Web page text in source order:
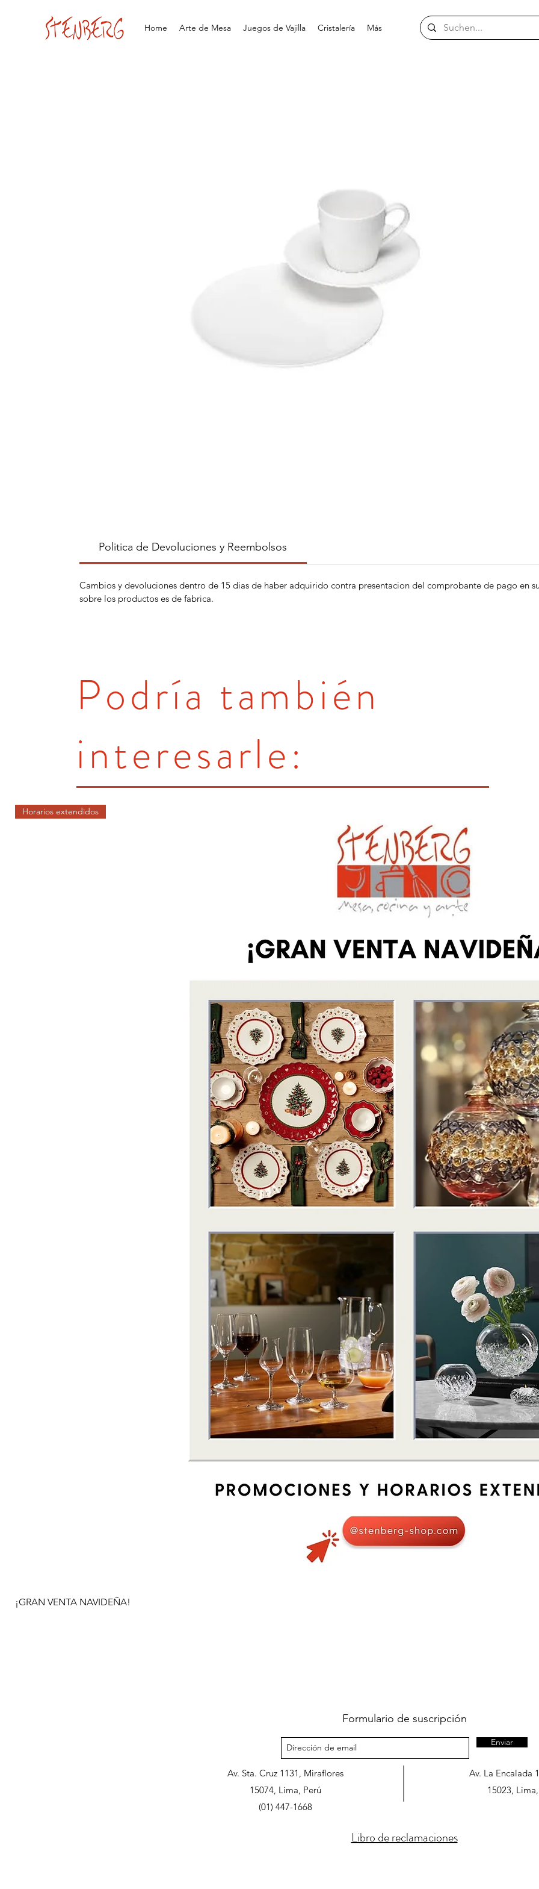
Home Arte de Mesa Juegos de Vajilla Cristalería Más
Politica de Devoluciones y Reembolsos
Cambios y devoluciones dentro de 15 dias de haber adquirido contra presentacion del comprobante de pago en
sobre los productos es de fabrica.
Horarios extendidos
¡GRAN VENTA NAVIDEÑA!
Podría también
interesarle:
Formulario de suscripción
Enviar
Av. Sta. Cruz 1131, Miraflores
15074, Lima, Perú
Av. La Encalada
15023,
(01) 447-1668
Libro de reclamaciones